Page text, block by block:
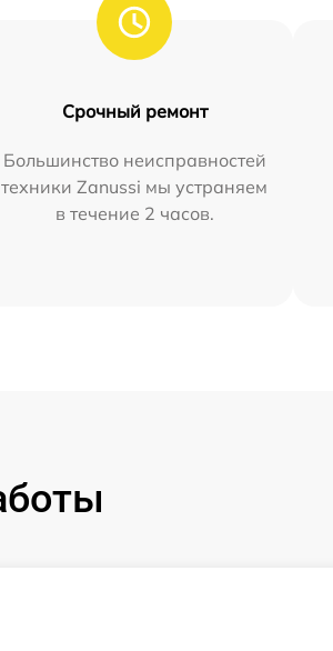
Срочный ремонт
Большинство неисправностей
техники Zanussi мы устраняем
в течение 2 часов.